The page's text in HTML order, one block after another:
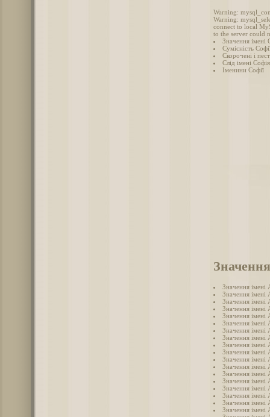
Warning:
Warning:
connect to local
to the server could
Значення імені
Сумісність
Скорочені і
Слід імені Софія
Іменини Софії
Значення імені
Значення імені
Значення імені
Значення імені
Значення імені
Значення імені
Значення імені
Значення імені
Значення імені
Значення імені
Значення імені
Значення імені
Значення імені
Значення імені
Значення імені
Значення імені
Значення імені
Значення імені